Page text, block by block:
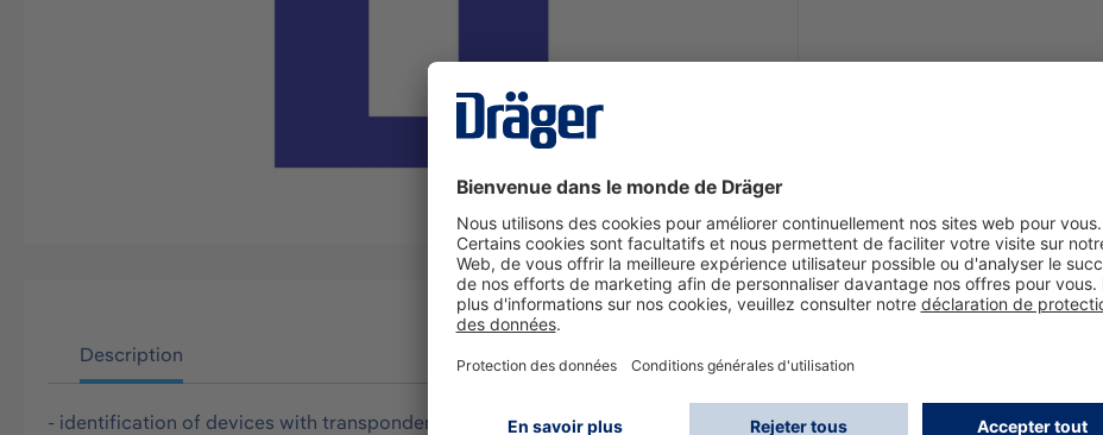
Description
- identification of devices with transponder (e.g. mask FPS7000) - simple operation - simple connection via USB port -